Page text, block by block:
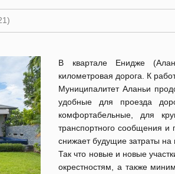
В квартале Енидже
километровая дорога. К
Муниципалитет Аланьи
удобные для проезда
комфортабельные, для
транспортного сообщения
снижает будущие затраты на
Так что новые и новые
окрестностям, а также